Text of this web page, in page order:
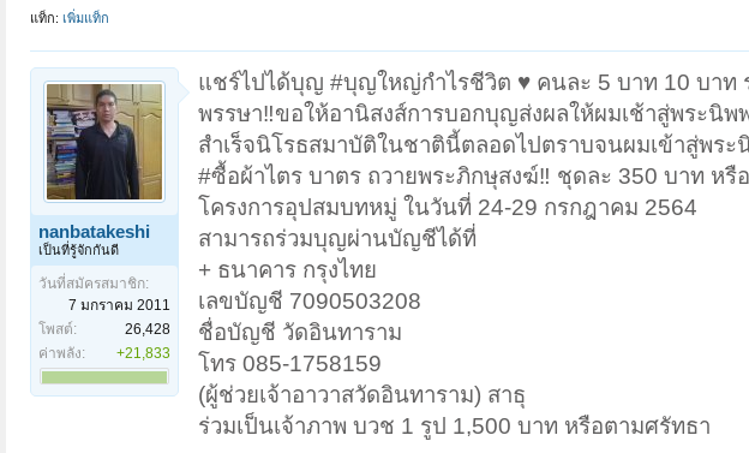
แท็ก: เพิ่มแท็ก
nanbatakeshi
เป็นที่รู้จักกันดี
วันที่สมัครสมาชิก:
7 มกราคม 2011
โพสต์:
26,428
ค่าพลัง:
+21,833
แชร์ไปได้บุญ #บุญใหญ่กำไรชีวิต ♥️ คนละ 5 บาท 10 บาท
พรรษา‼️ขอให้อานิสงส์การบอกบุญส่งผลให้ผมเช้าสู่พระนิ
สำเร็จนิโรธสมาบัติในชาตินี้ตลอดไปตราบจนผมเข้าสู่พร
#ซื้อผ้าไตร บาตร ถวายพระภิกษุสงฆ์‼️ ชุดละ 350 บาท หรื
โครงการอุปสมบทหมู่ ในวันที่ 24-29 กรกฎาคม 2564
สามารถร่วมบุญผ่านบัญชีได้ที่
+ ธนาคาร กรุงไทย
เลขบัญชี 7090503208
ชื่อบัญชี วัดอินทาราม
โทร 085-1758159
(ผู้ช่วยเจ้าอาวาสวัดอินทาราม) สาธุ
ร่วมเป็นเจ้าภาพ บวช 1 รูป 1,500 บาท หรือตามศรัทธา